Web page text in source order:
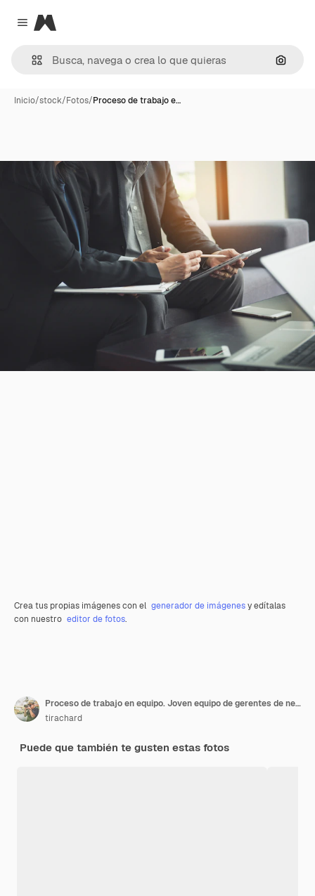
Close menu
Magnific
Inicio/stock/Fotos/Proceso de trabajo e…
Crea tus propias imágenes con el generador de imágenesy edítalas
con nuestro editor de fotos.
Proceso de trabajo en equipo. Joven equipo de gerentes de negocios trabajando con el nuevo proyecto de inicio. Labtop en la tabla de madera, tecleando el teclado, mensaje texting, analiza planes del gráfico.
tirachard
Puede que también te gusten estas fotos